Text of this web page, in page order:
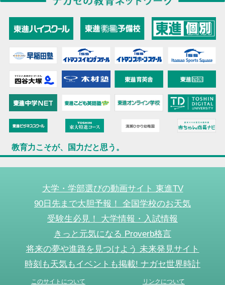
教育力こそが、国力だと思う。
大学・学部選びの動画サイト 東進TV
90日先まで大胆予報！ 全国学校のお天気
受験生必見！ 大学情報・入試情報
きっと元気になる Proverb格言
将来の夢や進路を見つけよう 未来発見サイト
時刻も天気もイベントも掲載! ナガセ世界時計
このサイトについて リンクについて